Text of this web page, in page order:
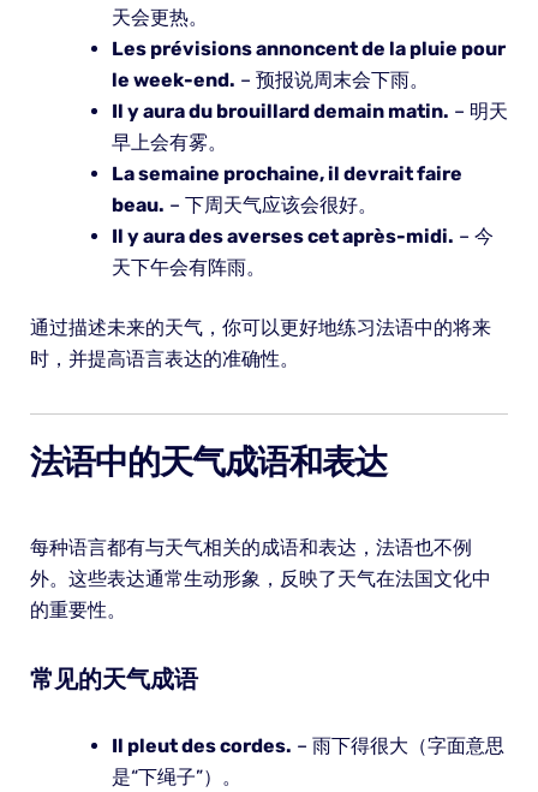
天会更热。
Les prévisions annoncent de la pluie pour
le week-end. – 预报说周末会下雨。
Il y aura du brouillard demain matin. – 明天
早上会有雾。
La semaine prochaine, il devrait faire
beau. – 下周天气应该会很好。
Il y aura des averses cet après-midi. – 今
天下午会有阵雨。
通过描述未来的天气，你可以更好地练习法语中的将来
时，并提高语言表达的准确性。
法语中的天气成语和表达
每种语言都有与天气相关的成语和表达，法语也不例
外。这些表达通常生动形象，反映了天气在法国文化中
的重要性。
常见的天气成语
Il pleut des cordes. – 雨下得很大（字面意思
是“下绳子”）。